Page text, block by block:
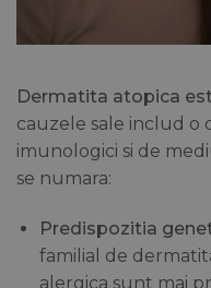
Dermatita atopica
cauzele sale includ o
imunologici si de
se numara:
Predispozitia
familial de
alergica sunt mai